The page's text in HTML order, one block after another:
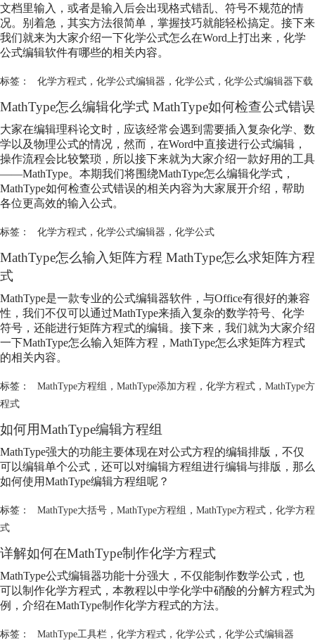
文档里输入，或者是输入后会出现格式错乱、符号不规范的情
况。别着急，其实方法很简单，掌握技巧就能轻松搞定。接下来
我们就来为大家介绍一下化学公式怎么在Word上打出来，化学
公式编辑软件有哪些的相关内容。
标签： 化学方程式， 化学公式编辑器 ， 化学公式， 化学公式编辑器下载
MathType怎么编辑化学式 MathType如何检查公式错误
大家在编辑理科论文时，应该经常会遇到需要插入复杂化学、数
学以及物理公式的情况，然而，在Word中直接进行公式编辑，
操作流程会比较繁琐，所以接下来就为大家介绍一款好用的工具
——MathType。本期我们将围绕MathType怎么编辑化学式，
MathType如何检查公式错误的相关内容为大家展开介绍，帮助
各位更高效的输入公式。
标签： 化学方程式， 化学公式编辑器 ， 化学公式
MathType怎么输入矩阵方程 MathType怎么求矩阵方程
式
MathType是一款专业的公式编辑器软件，与Office有很好的兼容
性，我们不仅可以通过MathType来插入复杂的数学符号、化学
符号，还能进行矩阵方程式的编辑。接下来，我们就为大家介绍
一下MathType怎么输入矩阵方程，MathType怎么求矩阵方程式
的相关内容。
标签： MathType方程组 ， MathType添加方程 ， 化学方程式， MathType方
程式
如何用MathType编辑方程组
MathType强大的功能主要体现在对公式方程的编辑排版，不仅
可以编辑单个公式，还可以对编辑方程组进行编辑与排版，那么
如何使用MathType编辑方程组呢？
标签： MathType大括号， MathType方程组 ， MathType方程式， 化学方程
式
详解如何在MathType制作化学方程式
MathType公式编辑器功能十分强大，不仅能制作数学公式，也
可以制作化学方程式 ，本教程以中学化学中硝酸的分解方程式为
例，介绍在MathType制作化学方程式的方法。
标签： MathType工具栏， 化学方程式， 化学公式， 化学公式编辑器